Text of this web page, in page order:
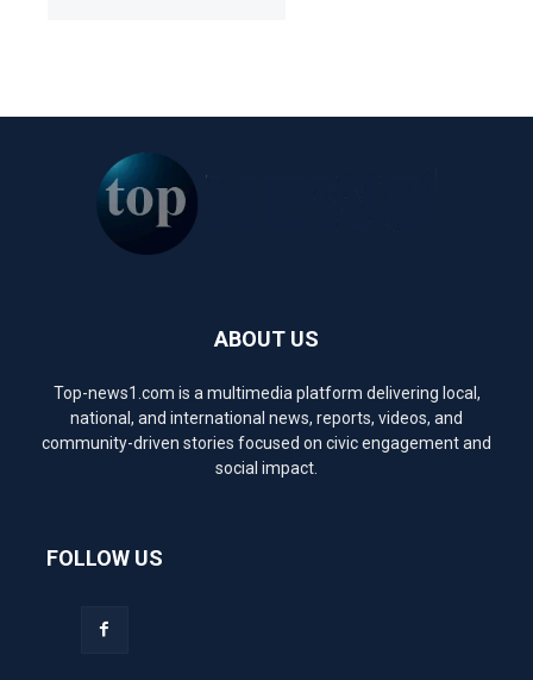
ABOUT US
Top-news1.com is a multimedia platform delivering local,
national, and international news, reports, videos, and
community-driven stories focused on civic engagement and
social impact.
FOLLOW US